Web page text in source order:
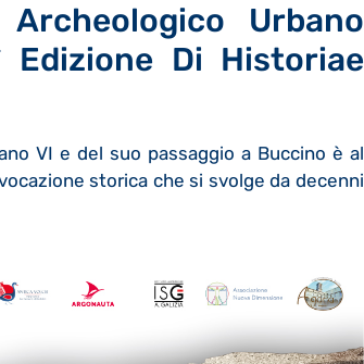
Urbano
Edizione Di Historiae
VI e del suo passaggio a Buccino è al
storica che si svolge da decenni